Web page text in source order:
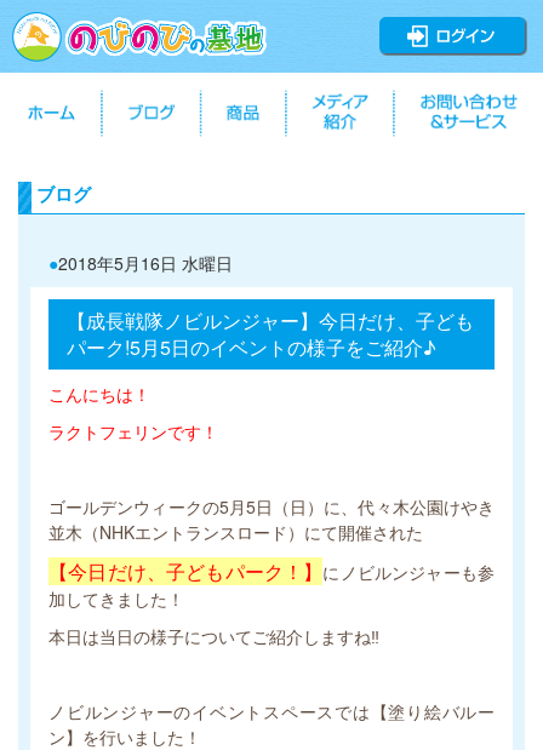
ブログ
●2018年5月16日 水曜日
【成長戦隊ノビルンジャー】今日だけ、子ども
パーク!5月5日のイベントの様子をご紹介♪
こんにちは！
ラクトフェリンです！
ゴールデンウィークの5月5日（日）に、代々木公園けやき
並木（NHKエントランスロード）にて開催された
【今日だけ、子どもパーク！】 にノビルンジャーも参
加してきました！
本日は当日の様子についてご紹介しますね‼
ノビルンジャーのイベントスペースでは【塗り絵バルー
ン】を行いました！